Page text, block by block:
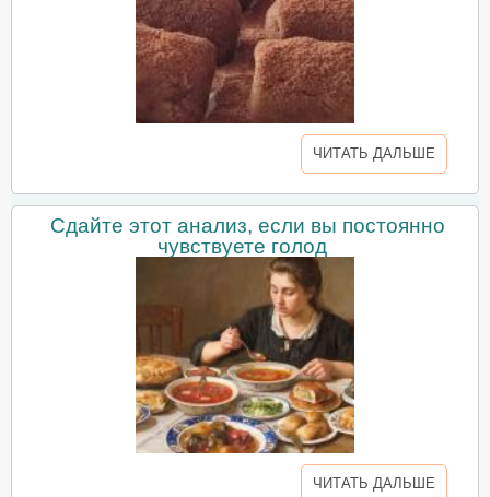
ЧИТАТЬ ДАЛЬШЕ
Сдайте этот анализ, если вы постоянно
чувствуете голод
ЧИТАТЬ ДАЛЬШЕ